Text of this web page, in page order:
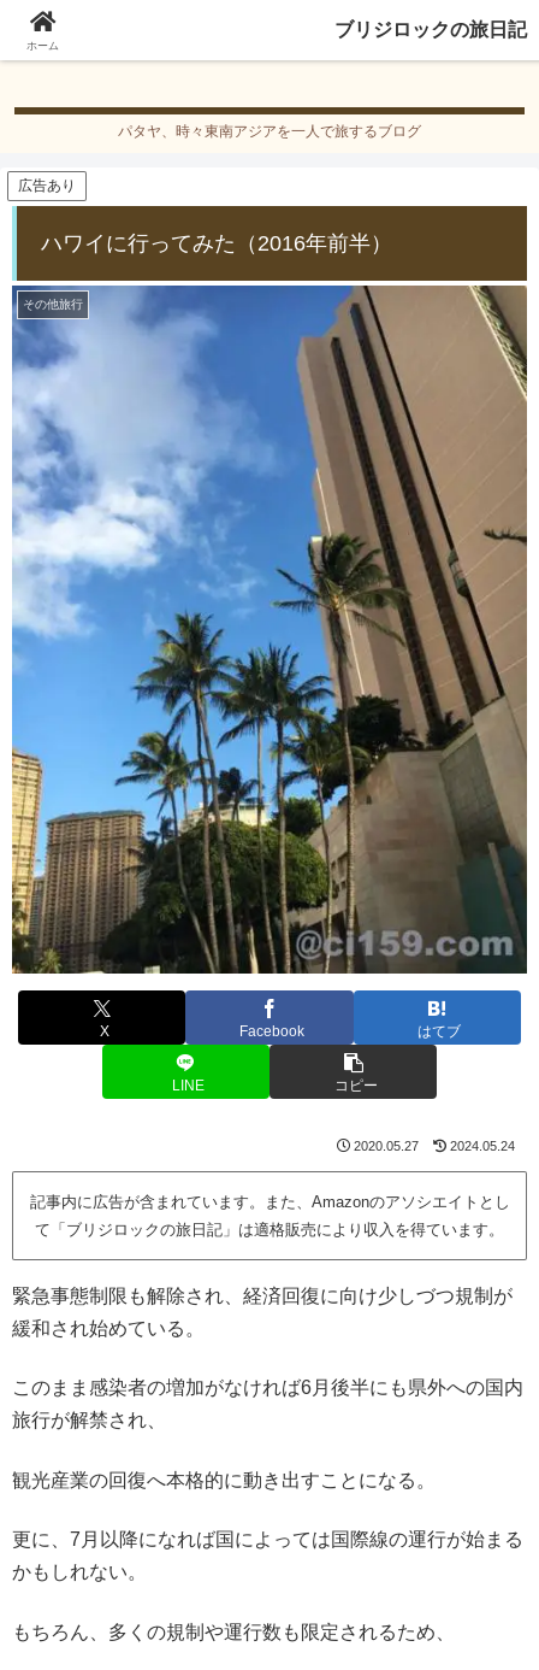
ブリジロックの旅日記
パタヤ、時々東南アジアを一人で旅するブログ
広告あり
ハワイに行ってみた（2016年前半）
その他旅行
X Facebook はてブ
LINE コピー
2020.05.27 2024.05.24
記事内に広告が含まれています。また、Amazonのアソシエイトとし
て「ブリジロックの旅日記」は適格販売により収入を得ています。
緊急事態制限も解除され、経済回復に向け少しづつ規制が
緩和され始めている。
このまま感染者の増加がなければ6月後半にも県外への国内
旅行が解禁され、
観光産業の回復へ本格的に動き出すことになる。
更に、7月以降になれば国によっては国際線の運行が始まる
かもしれない。
もちろん、多くの規制や運行数も限定されるため、
ホーム
ブリジロックの旅日記